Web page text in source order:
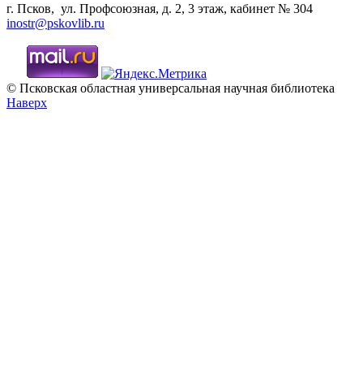
г. Псков, ул. Профсоюзная, д. 2, 3 этаж, кабинет № 304
inostr@pskovlib.ru
© Псковская областная универсальная научная библиотека
Наверх